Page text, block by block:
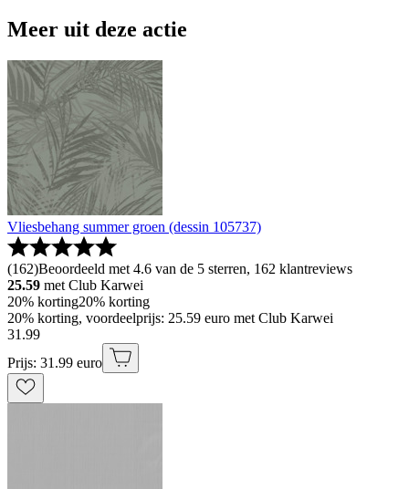
Meer uit deze actie
Vliesbehang summer groen (dessin 105737)
(162)Beoordeeld met 4.6 van de 5 sterren, 162 klantreviews
25.59 met Club Karwei
20% korting20% korting
20% korting, voordeelprijs: 25.59 euro met Club Karwei
31 .99
Prijs: 31.99 euro